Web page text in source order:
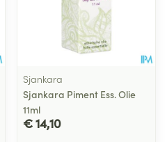
Sjankara
Sjankara Piment Ess. Olie
11ml
€ 14,10